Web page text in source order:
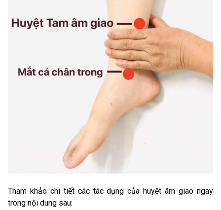
Tham khảo chi tiết các tác dụng của huyệt âm giao ngay
trong nội dung sau: